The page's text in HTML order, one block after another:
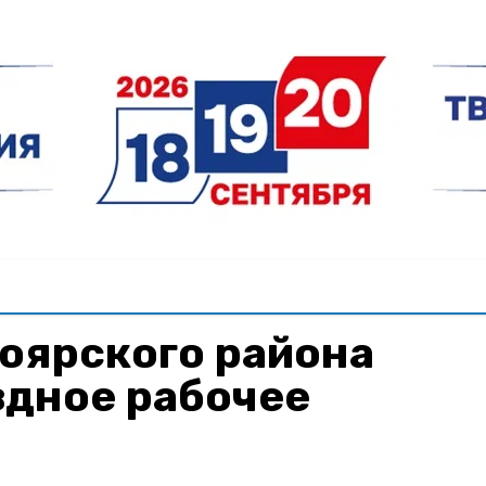
района
рабочее